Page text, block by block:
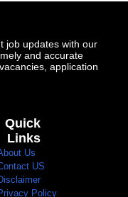
job updates with our
and accurate
application
Quick
Links
Us
US
Policy